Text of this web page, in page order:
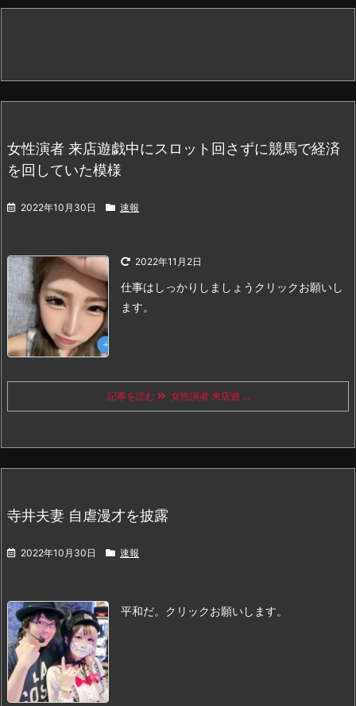
女性演者 来店遊戯中にスロット回さずに競馬で経済
を回していた模様
2022年10月30日 速報
2022年11月2日
仕事はしっかりしましょう クリックお願いし
ます。
記事を読む 女性演者 来店遊 ...
寺井夫妻 自虐漫才を披露
2022年10月30日 速報
平和だ。 クリックお願いします。